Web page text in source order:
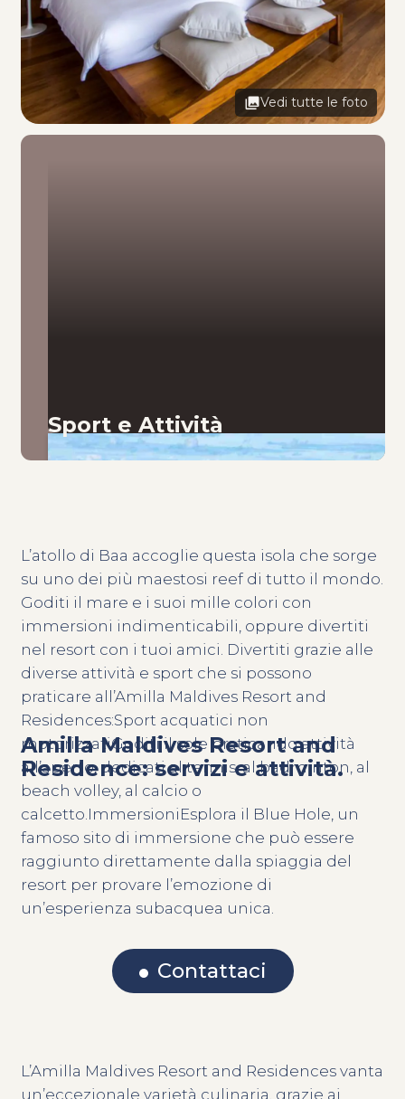
Vedi tutte le foto
Sport e Attività
Amilla Maldives Resort and
Residence: servizi e attività.
L’atollo di Baa accoglie questa isola che sorge
su uno dei più maestosi reef di tutto il mondo.
Goditi il mare e i suoi mille colori con
immersioni indimenticabili, oppure divertiti
nel resort con i tuoi amici. Divertiti grazie alle
diverse attività e sport che si possono
praticare all’Amilla Maldives Resort and
Residences:Sport acquatici non
motorizzatiGoditi il sole praticando attività
all’aperto, dedicati al tennis, al badminton, al
beach volley, al calcio o
calcetto.ImmersioniEsplora il Blue Hole, un
famoso sito di immersione che può essere
raggiunto direttamente dalla spiaggia del
resort per provare l’emozione di
un’esperienza subacquea unica.
Contattaci
L’Amilla Maldives Resort and Residences vanta
un’eccezionale varietà culinaria, grazie ai